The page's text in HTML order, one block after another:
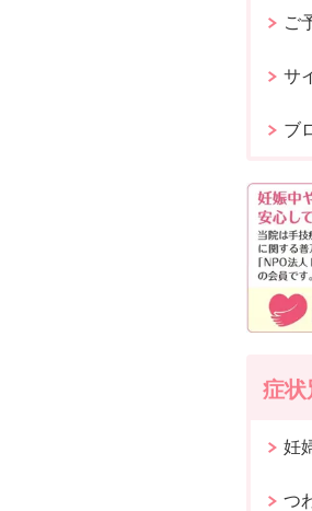
ご
サ
ブ
症状
妊
つ